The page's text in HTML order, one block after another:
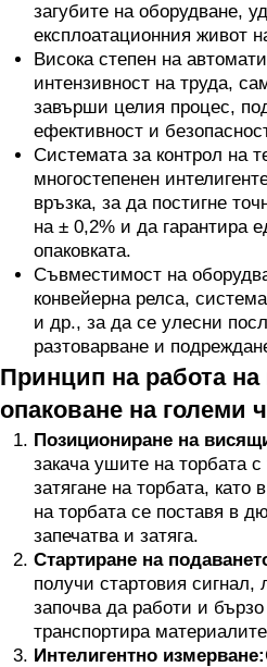
загубите на оборудване,
експлоатационния живот
Висока степен на
интензивност на труда,
завърши целия процес,
ефективност и
Системата за контрол на
многостепенен
връзка, за да постигне
на ± 0,2% и да гарантира
опаковката.
Съвместимост на
конвейерна релса,
и др., за да се улесни
разтоварване и
Принцип на работа
опаковане на големи
Позициониране на
закача ушите на торбата
затягане на торбата,
на торбата се поставя в
запечатва и затяга.
Стартиране на
получи стартовия сигнал,
започва да работи и
транспортира
Интелигентно измерване: